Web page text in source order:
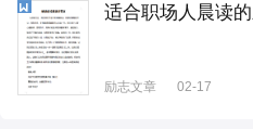
适合职场人晨读
励志文章 02-17